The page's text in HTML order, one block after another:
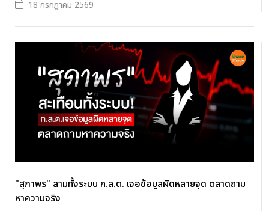
18 กรกฎาคม 2569
"สุภาพร" ลามทั้งระบบ ก.ล.ต. เจอข้อมูลผิดหลายจุด ตลาดถาม
หาความจริง